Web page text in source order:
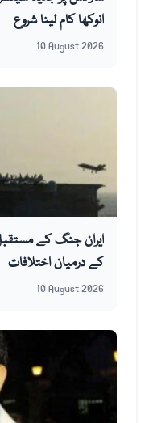
انوکھا کام لینا شروع
10 August 2026
ایران جنگ کے مستقبل
کے درمیان اختلافات
10 August 2026